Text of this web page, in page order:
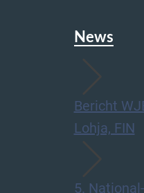
News
Bericht
Lohja, FIN
5.